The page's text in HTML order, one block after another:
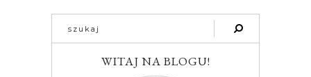
WITAJ NA BLOGU!